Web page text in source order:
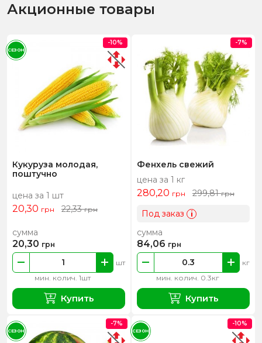
Акционные товары
Кукуруза молодая,
поштучно
цена за 1 шт
20,30 грн 22,33грн
мин. колич. 1шт
шт
сумма
20,30 грн
Купить
-10%
СЕЗОН
Фенхель свежий
цена за 1 кг
280,20 грн 299,81грн
Под заказ i
мин. колич. 0.3кг
кг
сумма
84,06 грн
Купить
-7%
-7%
СЕЗОН
-10%
СЕЗОН